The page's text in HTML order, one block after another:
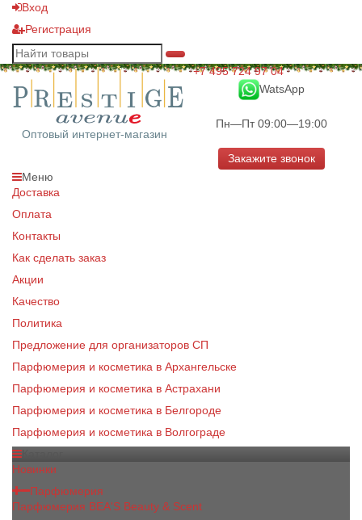
Вход
Регистрация
Оптовый интернет-магазин
+7 495 724 97 04
WatsApp
Пн—Пт 09:00—19:00
Закажите звонок
Меню
Доставка
Оплата
Контакты
Как сделать заказ
Акции
Качество
Политика
Предложение для организаторов СП
Парфюмерия и косметика в Архангельске
Парфюмерия и косметика в Астрахани
Парфюмерия и косметика в Белгороде
Парфюмерия и косметика в Волгограде
Новинки
Парфюмерия
Парфюмерия BEA'S Beauty & Scent